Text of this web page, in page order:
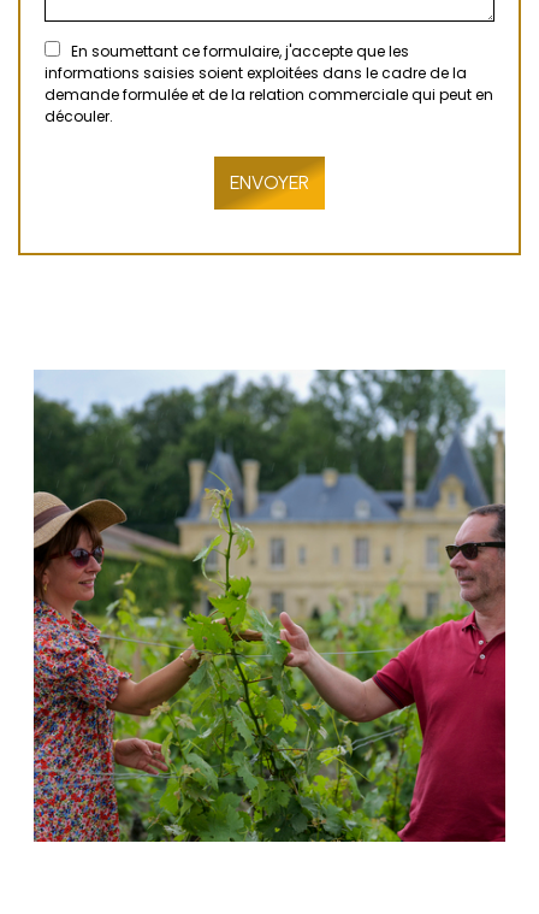
En soumettant ce formulaire, j'accepte que les
informations saisies soient exploitées dans le cadre de la
demande formulée et de la relation commerciale qui peut en
découler.